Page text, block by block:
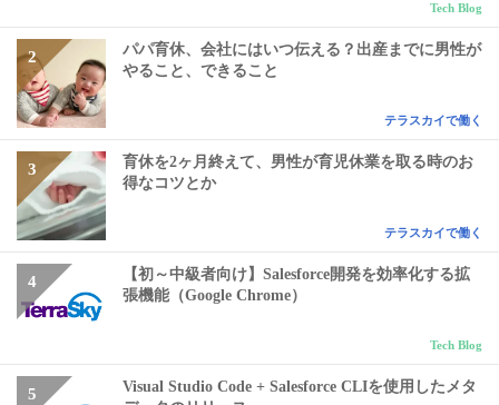
Tech Blog
パパ育休、会社にはいつ伝える？出産までに男性が
やること、できること
テラスカイで働く
育休を2ヶ月終えて、男性が育児休業を取る時のお
得なコツとか
テラスカイで働く
【初～中級者向け】Salesforce開発を効率化する拡
張機能（Google Chrome）
Tech Blog
Visual Studio Code + Salesforce CLIを使用したメタ